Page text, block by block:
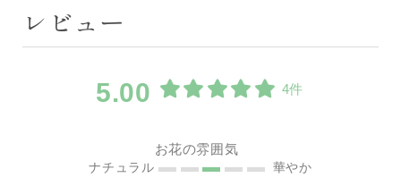
レビュー
5.00 4件
お花の雰囲気
ナチュラル 華やか